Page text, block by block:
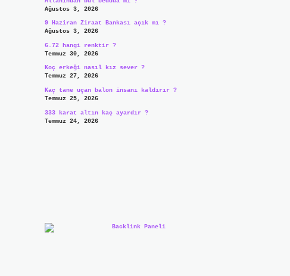
Ağustos 3, 2026
9 Haziran Ziraat Bankası açık mı ?
Ağustos 3, 2026
6.72 hangi renktir ?
Temmuz 30, 2026
Koç erkeği nasıl kız sever ?
Temmuz 27, 2026
Kaç tane uçan balon insanı kaldırır ?
Temmuz 25, 2026
333 karat altın kaç ayardır ?
Temmuz 24, 2026